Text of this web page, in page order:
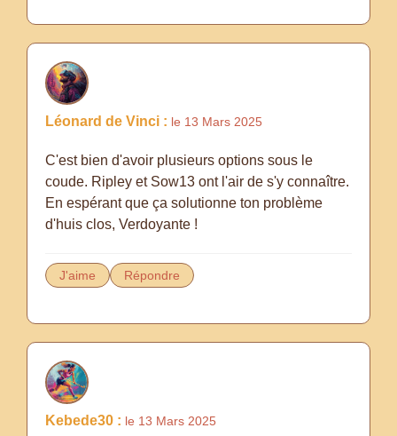
Léonard de Vinci : le 13 Mars 2025
C'est bien d'avoir plusieurs options sous le
coude. Ripley et Sow13 ont l'air de s'y connaître.
En espérant que ça solutionne ton problème
d'huis clos, Verdoyante !
J'aime Répondre
Kebede30 : le 13 Mars 2025